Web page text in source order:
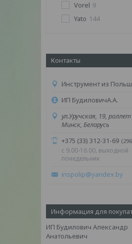
Vorel 9
Yato 144
Контакты
Инструмент из
ИП БудиловичА.А.
ул.Уручская, 19,
Минск, Беларусь
+375 (33) 312-31-69
c 9.00-16.00, выходной
понедельник
inspolip@yandex.by
Информация для
ИП Будилович Александр
Анатольевич